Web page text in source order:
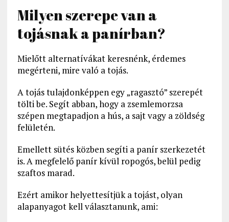
Milyen szerepe van a
tojásnak a panírban?
Mielőtt alternatívákat keresnénk, érdemes
megérteni, mire való a tojás.
A tojás tulajdonképpen egy „ragasztó” szerepét
tölti be. Segít abban, hogy a zsemlemorzsa
szépen megtapadjon a hús, a sajt vagy a zöldség
felületén.
Emellett sütés közben segíti a panír szerkezetét
is. A megfelelő panír kívül ropogós, belül pedig
szaftos marad.
Ezért amikor helyettesítjük a tojást, olyan
alapanyagot kell választanunk, ami: